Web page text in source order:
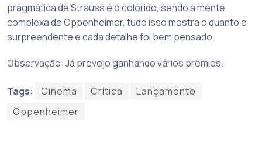
pragmática de Strauss e o colorido, sendo a mente
complexa de Oppenheimer, tudo isso mostra o quanto é
surpreendente e cada detalhe foi bem pensado.
Observação: Já prevejo ganhando vários prêmios.
Tags: Cinema Crítica
Lançamento
Oppenheimer